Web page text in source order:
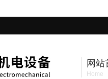
网站
Home